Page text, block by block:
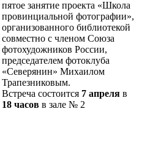
пятое занятие проекта «Школа
провинциальной фотографии»,
организованного библиотекой
совместно с членом Союза
фотохудожников России,
председателем фотоклуба
«Северянин» Михаилом
Трапезниковым.
Встреча состоится 7 апреля в
18 часов в зале № 2